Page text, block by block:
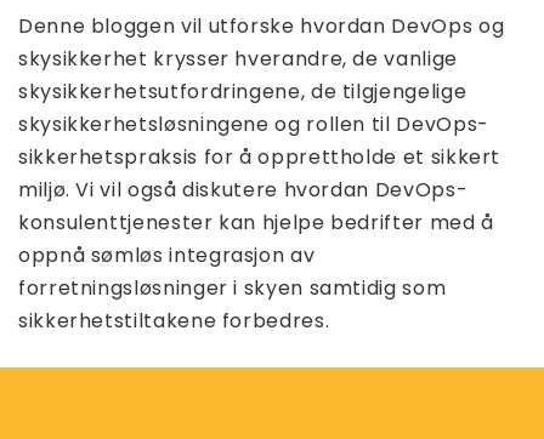
Denne bloggen vil utforske hvordan DevOps og
skysikkerhet krysser hverandre, de vanlige
skysikkerhetsutfordringene, de tilgjengelige
skysikkerhetsløsningene og rollen til DevOps-
sikkerhetspraksis for å opprettholde et sikkert
miljø. Vi vil også diskutere hvordan DevOps-
konsulenttjenester kan hjelpe bedrifter med å
oppnå sømløs integrasjon av
forretningsløsninger i skyen samtidig som
sikkerhetstiltakene forbedres.